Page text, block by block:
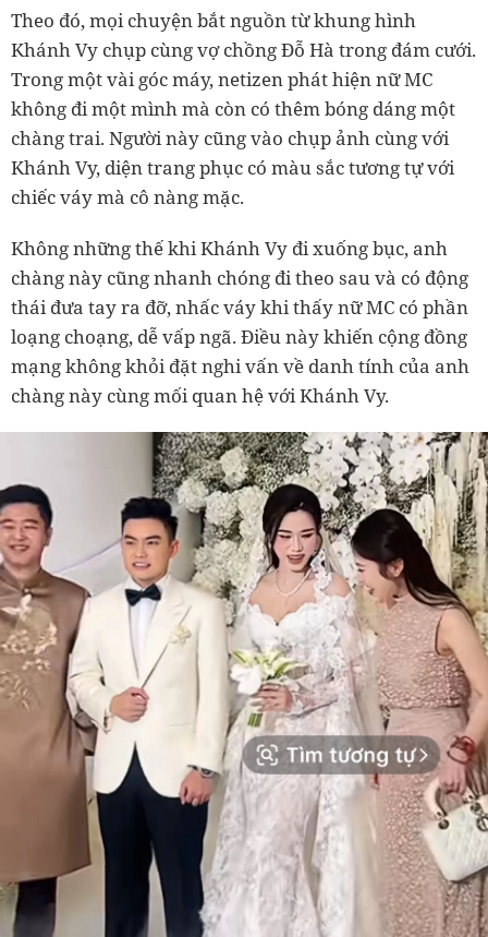
Theo đó, mọi chuyện bắt nguồn từ khung hình
Khánh Vy chụp cùng vợ chồng Đỗ Hà trong đám cưới.
Trong một vài góc máy, netizen phát hiện nữ MC
không đi một mình mà còn có thêm bóng dáng một
chàng trai. Người này cũng vào chụp ảnh cùng với
Khánh Vy, diện trang phục có màu sắc tương tự với
chiếc váy mà cô nàng mặc.
Không những thế khi Khánh Vy đi xuống bục, anh
chàng này cũng nhanh chóng đi theo sau và có động
thái đưa tay ra đỡ, nhấc váy khi thấy nữ MC có phần
loạng choạng, dễ vấp ngã. Điều này khiến cộng đồng
mạng không khỏi đặt nghi vấn về danh tính của anh
chàng này cùng mối quan hệ với Khánh Vy.